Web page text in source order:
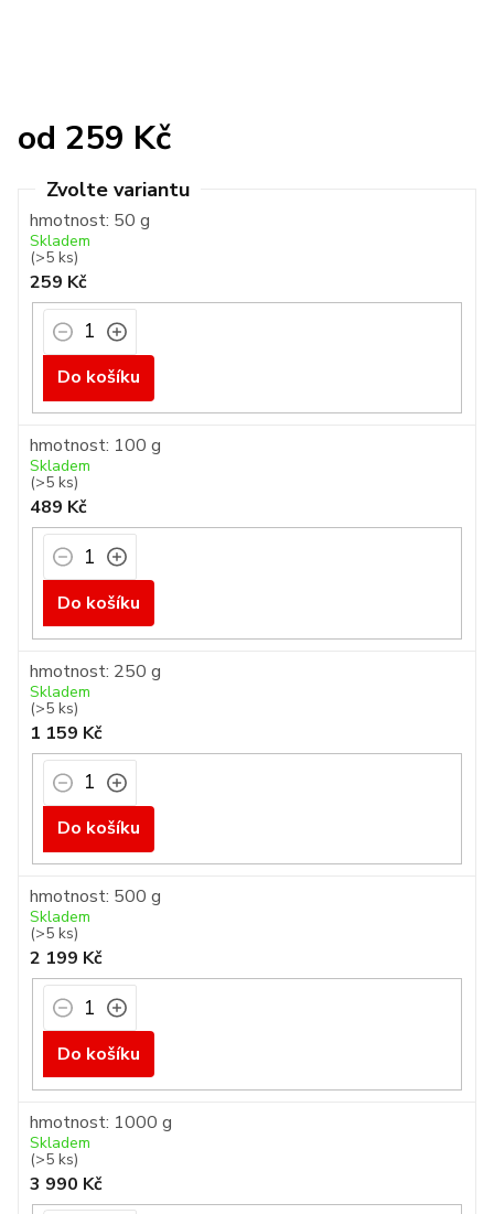
od 259 Kč
cena:
hmotnost: 50 g
Skladem
(>5 ks)
259 Kč
Do košíku
hmotnost: 100 g
Skladem
(>5 ks)
489 Kč
Do košíku
hmotnost: 250 g
Skladem
(>5 ks)
1 159 Kč
Do košíku
hmotnost: 500 g
Skladem
(>5 ks)
2 199 Kč
Do košíku
hmotnost: 1000 g
Skladem
(>5 ks)
3 990 Kč